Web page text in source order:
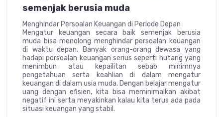
semenjak berusia muda
Menghindar Persoalan Keuangan di Periode Depan
Mengatur keuangan secara baik semenjak berusia
muda bisa menolong menghindar persoalan keuangan
di waktu depan. Banyak orang-orang dewasa yang
hadapi persoalan keuangan serius seperti hutang yang
menimbun atau kepailitan sebab minimnya
pengetahuan serta keahlian di dalam mengatur
keuangan di dalam usia muda. Dengan belajar mengatur
uang dengan efisien, kita bisa meminimalkan akibat
negatif ini serta meyakinkan kalau kita terus ada pada
situasi keuangan yang stabil.